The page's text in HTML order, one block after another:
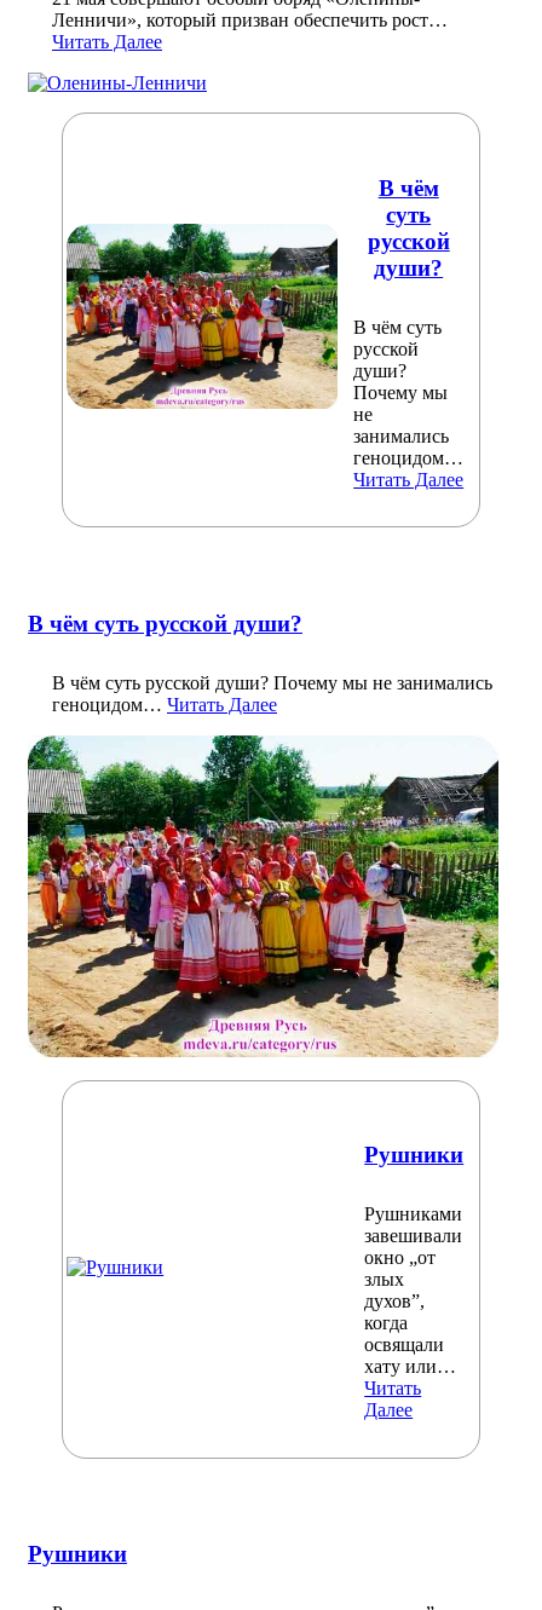
Ленничи», который призван обеспечить рост…
Читать Далее
В чём
суть
русской
души?
В чём суть
русской
души?
Почему мы
не
занимались
геноцидом…
Читать Далее
В чём суть русской души?
В чём суть русской души? Почему мы не занимались
геноцидом… Читать Далее
Рушники
Рушниками
завешивали
окно „от
злых
духов”,
когда
освящали
хату или…
Читать
Далее
Рушники